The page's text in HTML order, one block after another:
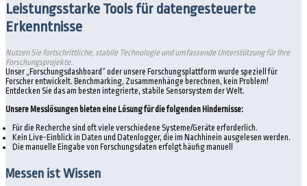
Leistungsstarke Tools für datengesteuerte
Erkenntnisse
Nutzen Sie fortschrittliche, stabile Technologie und umfassende Unterstützung für Ihre
Forschungsprojekte.
Unser „Forschungsdashboard“ oder unsere Forschungsplattform wurde speziell für
Forscher entwickelt. Benchmarking, Zusammenhänge berechnen, kein Problem!
Entdecken Sie das am besten integrierte, stabile Sensorsystem der Welt.
Unsere Messlösungen bieten eine Lösung für die folgenden Hindernisse:
Für die Recherche sind oft viele verschiedene Systeme/Geräte erforderlich.
Kein Live-Einblick in Daten und Datenlogger, die im Nachhinein ausgelesen werden.
Die manuelle Eingabe von Forschungsdaten erfolgt häufig manuell
Messen ist Wissen